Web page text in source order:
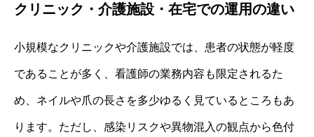
クリニック・介護施設・在宅での運用の違い
小規模なクリニックや介護施設では、患者の状態が軽度
であることが多く、看護師の業務内容も限定されるた
め、ネイルや爪の長さを多少ゆるく見ているところもあ
ります。ただし、感染リスクや異物混入の観点から色付